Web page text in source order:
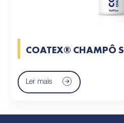
COATEX® CHAMPÔ S
Ler mais